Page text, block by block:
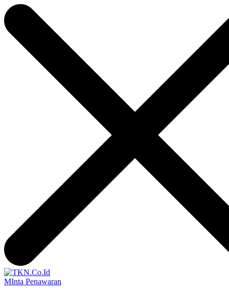
MInta Penawaran